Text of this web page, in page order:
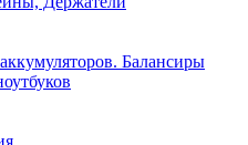
Балансиры